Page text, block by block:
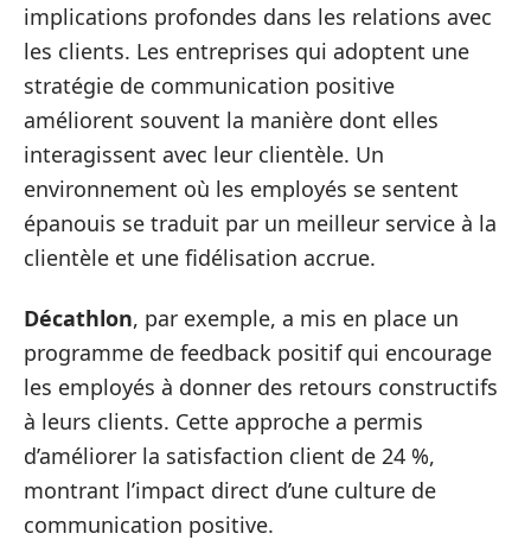
implications profondes dans les relations avec
les clients. Les entreprises qui adoptent une
stratégie de communication positive
améliorent souvent la manière dont elles
interagissent avec leur clientèle. Un
environnement où les employés se sentent
épanouis se traduit par un meilleur service à la
clientèle et une fidélisation accrue.
Décathlon, par exemple, a mis en place un
programme de feedback positif qui encourage
les employés à donner des retours constructifs
à leurs clients. Cette approche a permis
d’améliorer la satisfaction client de 24 %,
montrant l’impact direct d’une culture de
communication positive.